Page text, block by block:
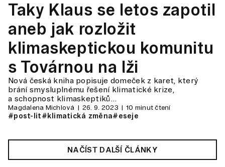
Taky Klaus se letos zapotil
aneb jak rozložit
klimaskeptickou komunitu
s Továrnou na lži
Nová česká kniha popisuje domeček z karet, který
brání smysluplnému řešení klimatické krize,
a schopnost klimaskeptiků…
Magdalena Michlová 26. 9. 2023 10 minut čtení
#post-lit#klimatická změna#eseje
NAČÍST DALŠÍ ČLÁNKY